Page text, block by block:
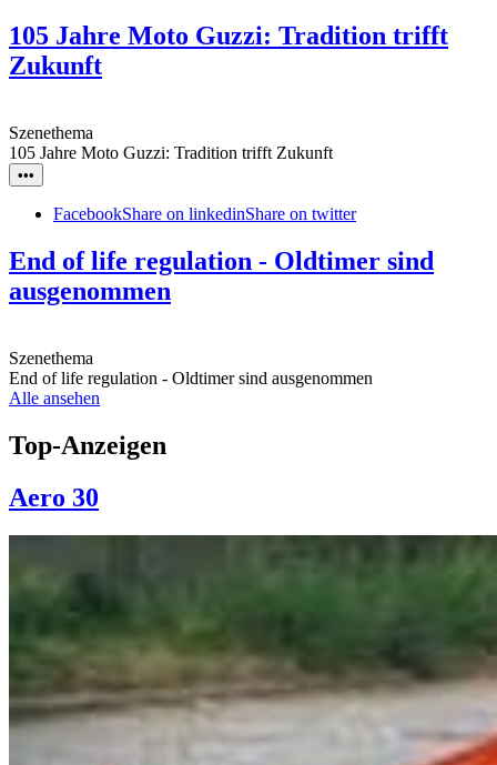
105 Jahre Moto Guzzi: Tradition trifft
Zukunft
Szenethema
105 Jahre Moto Guzzi: Tradition trifft Zukunft
•••
FacebookShare on linkedinShare on twitter
End of life regulation - Oldtimer sind
ausgenommen
Szenethema
End of life regulation - Oldtimer sind ausgenommen
Alle ansehen
Top-Anzeigen
Aero 30